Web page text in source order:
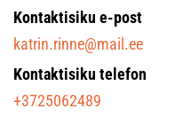
Kontaktisiku e-post
katrin.rinne@mail.ee
Kontaktisiku telefon
+3725062489